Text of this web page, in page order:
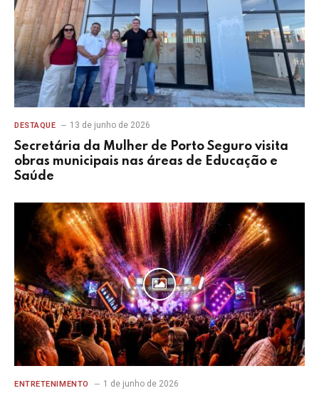
DESTAQUE 13 de junho de 2026
Secretária da Mulher de Porto Seguro visita
obras municipais nas áreas de Educação e
Saúde
ENTRETENIMENTO 1 de junho de 2026